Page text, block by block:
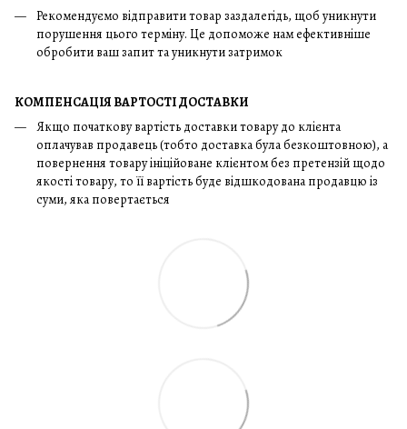
Рекомендуємо відправити товар заздалегідь, щоб уникнути
порушення цього терміну. Це допоможе нам ефективніше
обробити ваш запит та уникнути затримок
КОМПЕНСАЦІЯ ВАРТОСТІ ДОСТАВКИ
Якщо початкову вартість доставки товару до клієнта
оплачував продавець (тобто доставка була безкоштовною), а
повернення товару ініційоване клієнтом без претензій щодо
якості товару, то її вартість буде відшкодована продавцю із
суми, яка повертається